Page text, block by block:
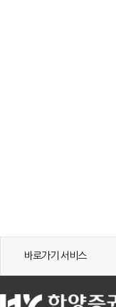
바로가기 서비스